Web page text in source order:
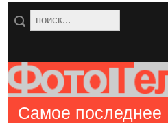
Самое последнее